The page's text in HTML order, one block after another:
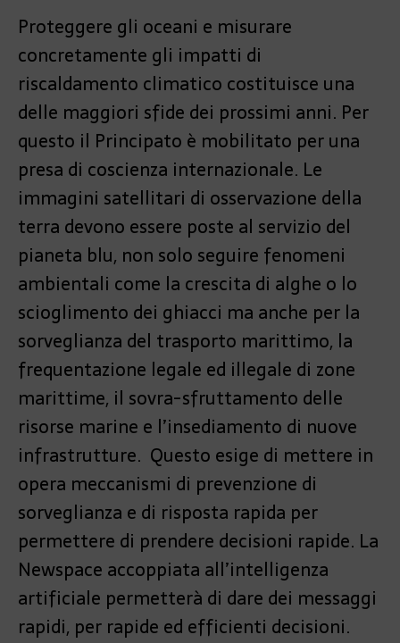
Proteggere gli oceani e misurare
concretamente gli impatti di
riscaldamento climatico costituisce una
delle maggiori sfide dei prossimi anni. Per
questo il Principato è mobilitato per una
presa di coscienza internazionale. Le
immagini satellitari di osservazione della
terra devono essere poste al servizio del
pianeta blu, non solo seguire fenomeni
ambientali come la crescita di alghe o lo
scioglimento dei ghiacci ma anche per la
sorveglianza del trasporto marittimo, la
frequentazione legale ed illegale di zone
marittime, il sovra-sfruttamento delle
risorse marine e l’insediamento di nuove
infrastrutture. Questo esige di mettere in
opera meccanismi di prevenzione di
sorveglianza e di risposta rapida per
permettere di prendere decisioni rapide. La
Newspace accoppiata all’intelligenza
artificiale permetterà di dare dei messaggi
rapidi, per rapide ed efficienti decisioni.